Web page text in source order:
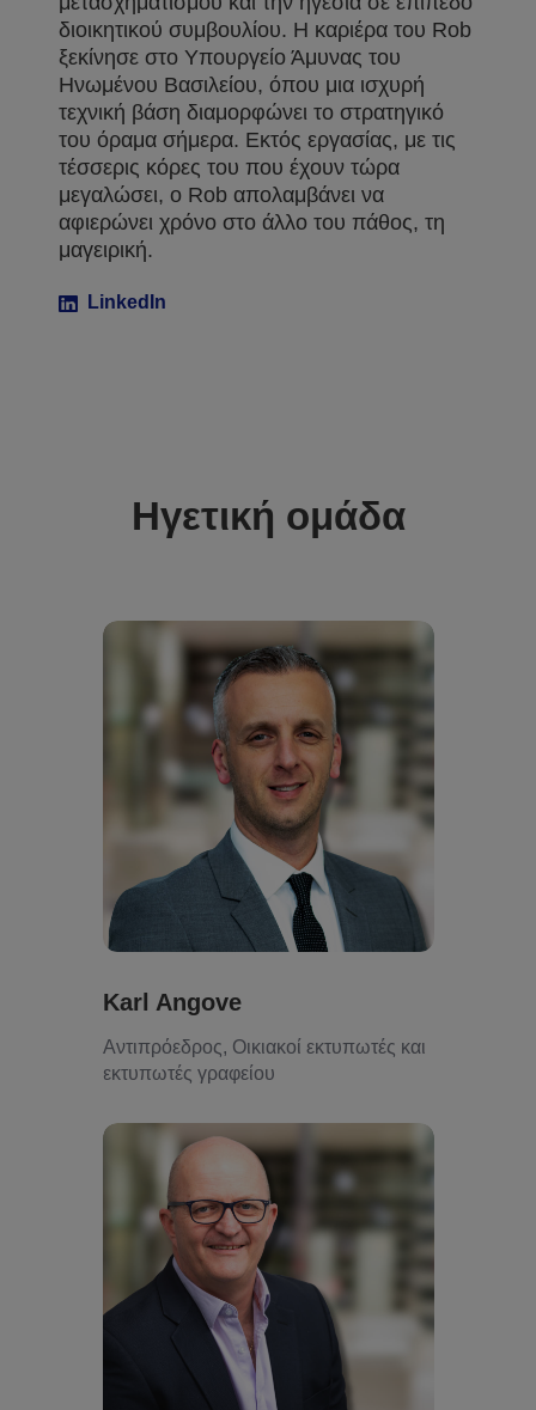
διοικητικού συμβουλίου. Η καριέρα του Rob
ξεκίνησε στο Υπουργείο Άμυνας του
Ηνωμένου Βασιλείου, όπου μια ισχυρή
τεχνική βάση διαμορφώνει το στρατηγικό
του όραμα σήμερα. Εκτός εργασίας, με τις
τέσσερις κόρες του που έχουν τώρα
μεγαλώσει, ο Rob απολαμβάνει να
αφιερώνει χρόνο στο άλλο του πάθος, τη
μαγειρική.
LinkedIn
Ηγετική ομάδα
Karl Angove
Αντιπρόεδρος, Οικιακοί εκτυπωτές και
εκτυπωτές γραφείου